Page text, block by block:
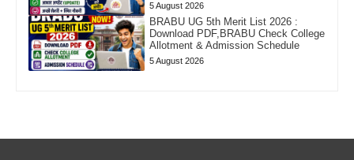
5 August 2026
BRABU UG 5th Merit List 2026 :
Download PDF,BRABU Check College
Allotment & Admission Schedule
5 August 2026